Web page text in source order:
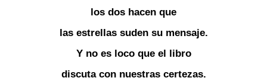
los dos hacen que
las estrellas suden su mensaje.
Y no es loco que el libro
discuta con nuestras certezas.